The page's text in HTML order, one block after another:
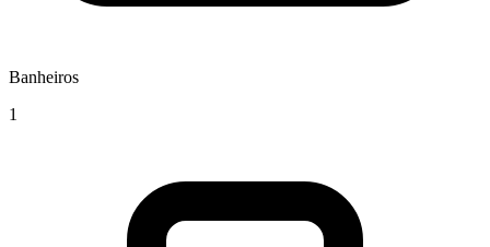
Banheiros
1